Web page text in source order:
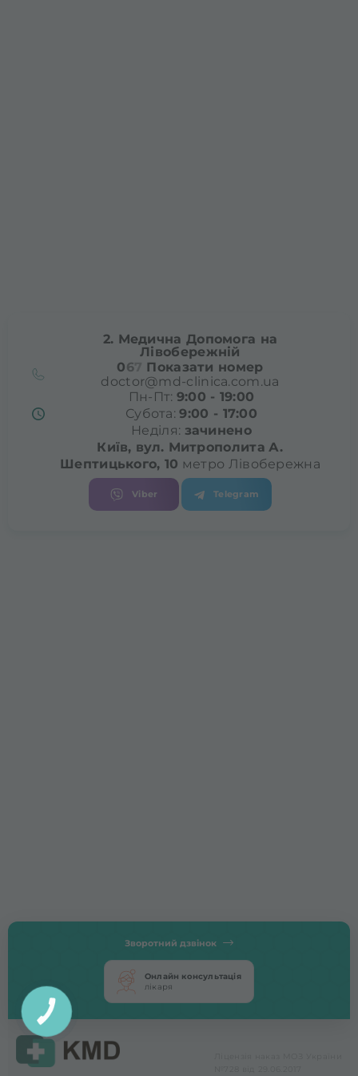
2. Медична Допомога на
Лівобережній
06
Показати номер
doctor@md-clinica.com.ua
Пн-Пт: 9:00 - 19:00
Субота: 9:00 - 17:00
Неділя: зачинено
Київ, вул. Митрополита А.
Шептицького, 10 метро Лівобережна
Viber Telegram
Зворотний дзвінок
Онлайн консультація
лікаря
КНОПКА
ЗВ'ЯЗКУ